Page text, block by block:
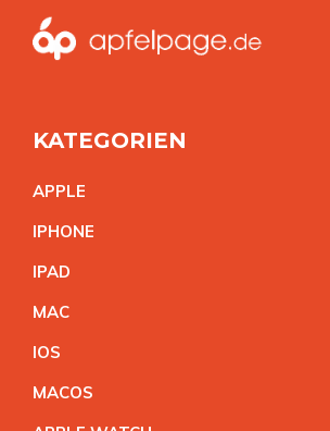
KATEGORIEN
APPLE
IPHONE
IPAD
MAC
IOS
MACOS